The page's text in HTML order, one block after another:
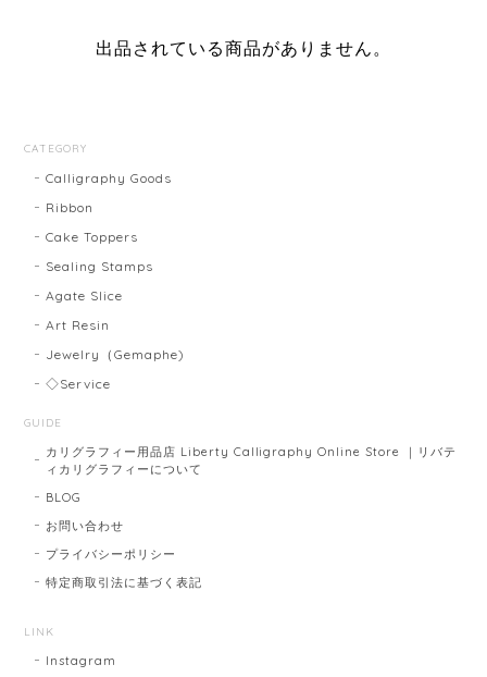
出品されている商品がありません。
CATEGORY
Calligraphy Goods
Ribbon
Cake Toppers
Sealing Stamps
Agate Slice
Art Resin
Jewelry（Gemaphe)
◇Service
GUIDE
カリグラフィー用品店 Liberty Calligraphy Online Store ｜リバテ
ィカリグラフィーについて
BLOG
お問い合わせ
プライバシーポリシー
特定商取引法に基づく表記
LINK
Instagram